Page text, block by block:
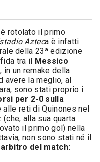
rotolato il primo
Azteca è infatti
della 23ª edizione
tra il Messico
, in un remake della
avere la meglio, al
sono stati proprio i
per 2-0 sulla
alle reti di Quinones nel
alla sua quarta
il primo gol) nella
non sono stati né il
del match: